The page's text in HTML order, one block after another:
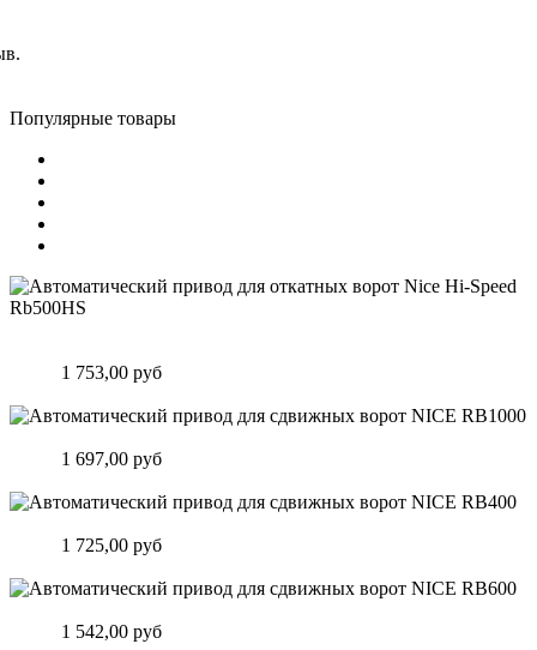
Популярные товары
1 753,00 руб
1 697,00 руб
1 725,00 руб
1 542,00 руб